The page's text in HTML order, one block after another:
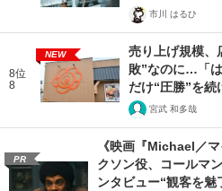
市川 はるひ
8位
8
NEW
売り上げ規模、
敗”なのに…「
だけ“圧勝”を続
宮武 和多哉
PR
《映画『Michael／
クソン役、コールマ
ンタビュー“観客を